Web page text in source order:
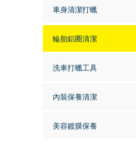
車身清潔打蠟
輪胎鋁圈清潔
洗車打蠟工具
內裝保養清潔
美容鍍膜保養